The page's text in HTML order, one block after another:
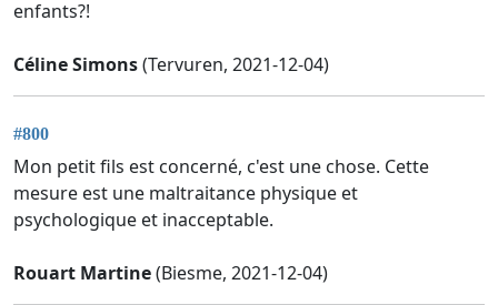
enfants?!
Céline Simons(Tervuren, 2021-12-04)
#800
Mon petit fils est concerné, c'est une chose. Cette
mesure est une maltraitance physique et
psychologique et inacceptable.
Rouart Martine(Biesme, 2021-12-04)